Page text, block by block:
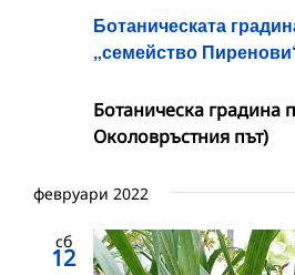
Ботаническата
„семейство
Ботаническа градина
Околовръстния път)
февруари 2022
сб
12